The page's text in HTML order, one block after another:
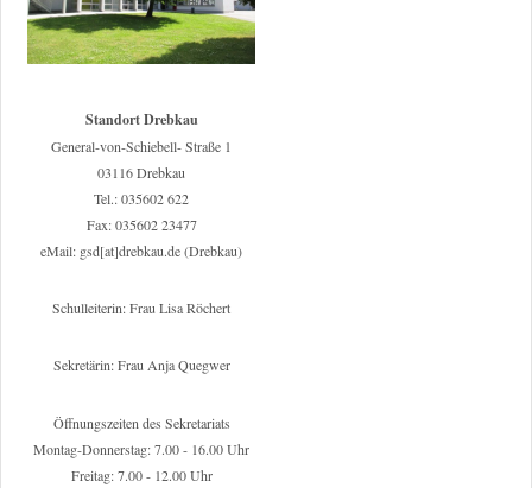
Standort Drebkau
General-von-Schiebell- Straße 1
03116 Drebkau
Tel.: 035602 622
Fax: 035602 23477
eMail: gsd[at]drebkau.de (Drebkau)
Schulleiterin: Frau Lisa Röchert
Sekretärin: Frau Anja Quegwer
Öffnungszeiten des Sekretariats
Montag-Donnerstag: 7.00 - 16.00 Uhr
Freitag: 7.00 - 12.00 Uhr